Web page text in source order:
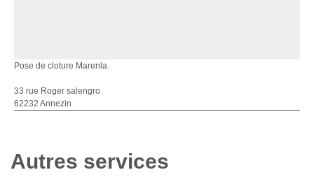
Pose de cloture Marenla
33 rue Roger salengro
62232 Annezin
Autres services